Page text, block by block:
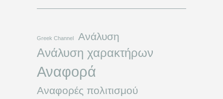
Greek Channel Ανάλυση
Ανάλυση χαρακτήρων
Αναφορά
Αναφορές πολιτισμού